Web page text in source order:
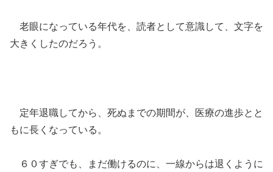
老眼になっている年代を、読者として意識して、文字を
大きくしたのだろう。
定年退職してから、死ぬまでの期間が、医療の進歩とと
もに長くなっている。
６０すぎでも、まだ働けるのに、一線からは退くように